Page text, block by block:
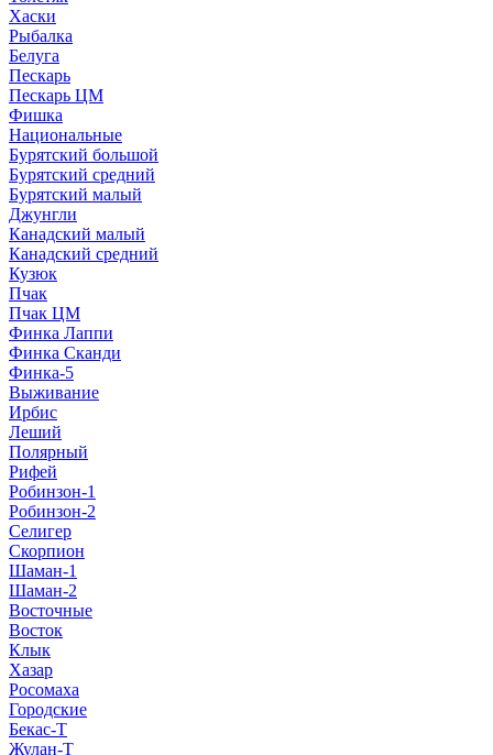
Хаски
Рыбалка
Белуга
Пескарь
Пескарь ЦМ
Фишка
Национальные
Бурятский большой
Бурятский средний
Бурятский малый
Джунгли
Канадский малый
Канадский средний
Кузюк
Пчак
Пчак ЦМ
Финка Лаппи
Финка Сканди
Финка-5
Выживание
Ирбис
Леший
Полярный
Рифей
Робинзон-1
Робинзон-2
Селигер
Скорпион
Шаман-1
Шаман-2
Восточные
Восток
Клык
Хазар
Росомаха
Городские
Бекас-Т
Жулан-Т